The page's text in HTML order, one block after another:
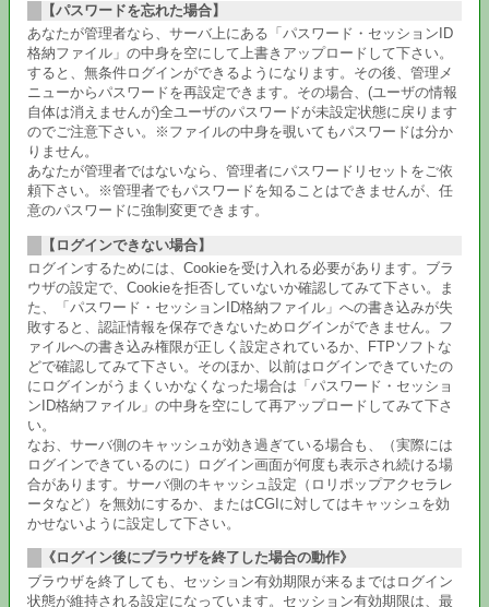
【パスワードを忘れた場合】
あなたが管理者なら、サーバ上にある「パスワード・セッションID
格納ファイル」の中身を空にして上書きアップロードして下さい。
すると、無条件ログインができるようになります。その後、管理メ
ニューからパスワードを再設定できます。その場合、(ユーザの情報
自体は消えませんが)全ユーザのパスワードが未設定状態に戻ります
のでご注意下さい。※ファイルの中身を覗いてもパスワードは分か
りません。
あなたが管理者ではないなら、管理者にパスワードリセットをご依
頼下さい。※管理者でもパスワードを知ることはできませんが、任
意のパスワードに強制変更できます。
【ログインできない場合】
ログインするためには、Cookieを受け入れる必要があります。ブラ
ウザの設定で、Cookieを拒否していないか確認してみて下さい。ま
た、「パスワード・セッションID格納ファイル」への書き込みが失
敗すると、認証情報を保存できないためログインができません。フ
ァイルへの書き込み権限が正しく設定されているか、FTPソフトな
どで確認してみて下さい。そのほか、以前はログインできていたの
にログインがうまくいかなくなった場合は「パスワード・セッショ
ンID格納ファイル」の中身を空にして再アップロードしてみて下さ
い。
なお、サーバ側のキャッシュが効き過ぎている場合も、（実際には
ログインできているのに）ログイン画面が何度も表示され続ける場
合があります。サーバ側のキャッシュ設定（ロリポップアクセラレ
ータなど）を無効にするか、またはCGIに対してはキャッシュを効
かせないように設定して下さい。
《ログイン後にブラウザを終了した場合の動作》
ブラウザを終了しても、セッション有効期限が来るまではログイン
状態が維持される設定になっています。セッション有効期限は、最